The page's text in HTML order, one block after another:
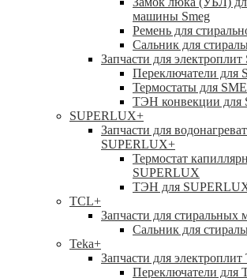
машины Smeg
Ремень для
Сальник для
Запчасти для электроплит
Переключатели для
Термостаты для
ТЭН конвекции для
SUPERLUX+
Запчасти для
SUPERLUX+
Термостат
SUPERLUX
ТЭН для
TCL+
Запчасти для
Сальник для
Teka+
Запчасти для электроплит
Переключатели для